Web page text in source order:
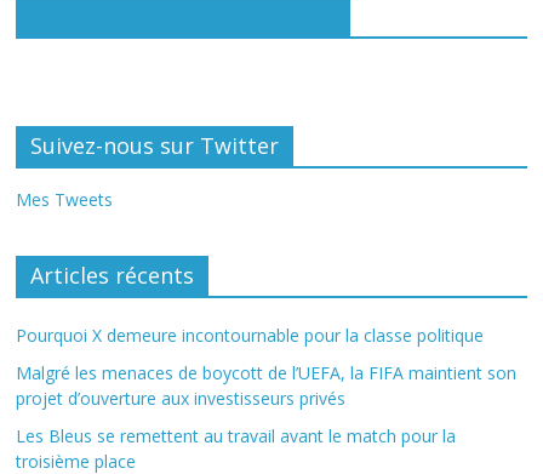
Suivez-nous sur Twitter
Mes Tweets
Articles récents
Pourquoi X demeure incontournable pour la classe politique
Malgré les menaces de boycott de l’UEFA, la FIFA maintient son
projet d’ouverture aux investisseurs privés
Les Bleus se remettent au travail avant le match pour la
troisième place